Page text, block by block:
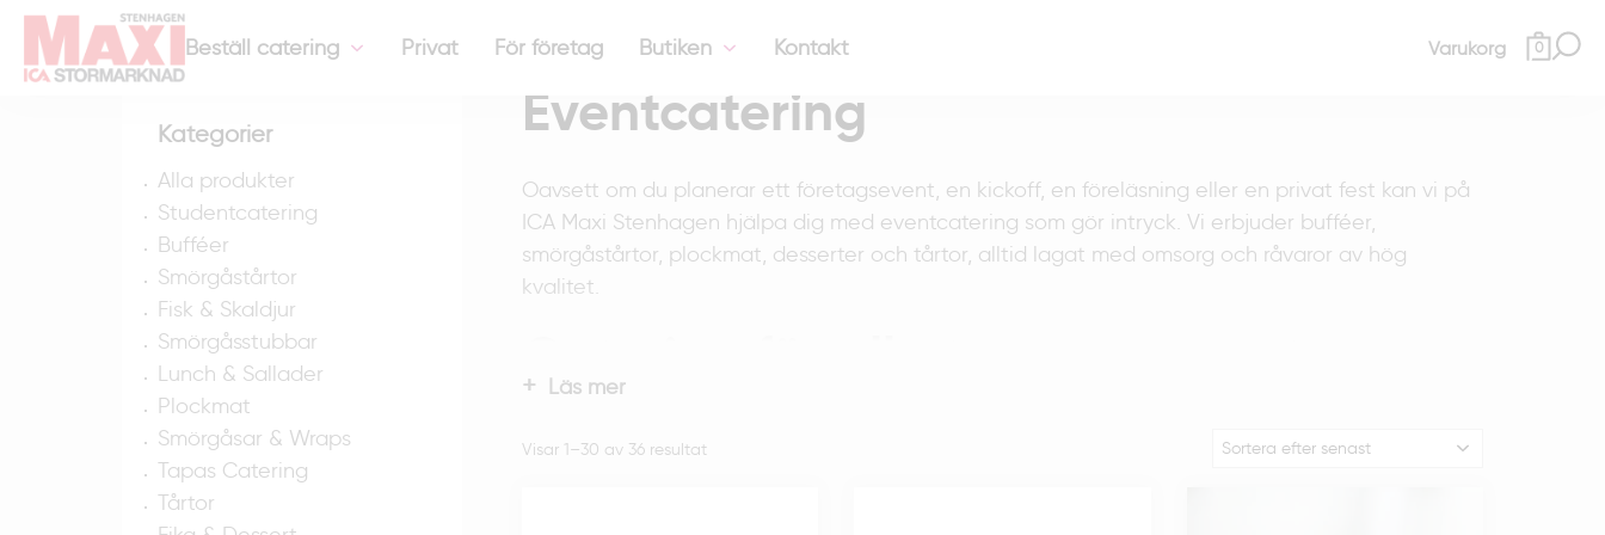
Beställ catering Privat För företag Butiken Kontakt Varukorg 0
Hem Eventcatering
Kategorier
Alla produkter
Studentcatering
Bufféer
Smörgåstårtor
Fisk & Skaldjur
Smörgåsstubbar
Lunch & Sallader
Plockmat
Smörgåsar & Wraps
Tapas Catering
Tårtor
Eventcatering
Oavsett om du planerar ett företagsevent, en kickoff, en föreläsning eller en privat fest kan vi på
ICA Maxi Stenhagen hjälpa dig med eventcatering som gör intryck. Vi erbjuder bufféer,
smörgåstårtor, plockmat, desserter och tårtor, alltid lagat med omsorg och råvaror av hög
kvalitet.
kan leverera färdiga bufféer som enkelt ställs fram, plockmat för mingel, smörgåstårtor för
Läs mer
Visar 1–30 av 36 resultatSortera